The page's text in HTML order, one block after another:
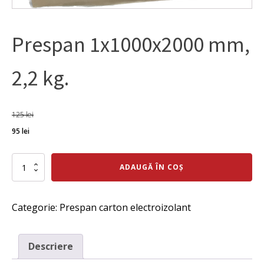
Prespan 1x1000x2000 mm,
2,2 kg.
125lei
Prețul
fost:
125 lei.
95 leiPrețul
este:
95 lei.
Cantitate
Prespan
2,2
ADAUGĂ ÎN COȘ
Categorie: Prespan carton electroizolant
Descriere